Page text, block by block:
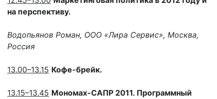
на перспективу.
Водопьянов Роман, ООО «Лира Сервис», Москва,
Россия
13.00–13.15 Кофе-брейк.
13.15–13.45 Мономах-САПР 2011. Программный